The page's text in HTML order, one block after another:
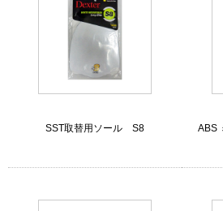
SST取替用ソール S8
ABS